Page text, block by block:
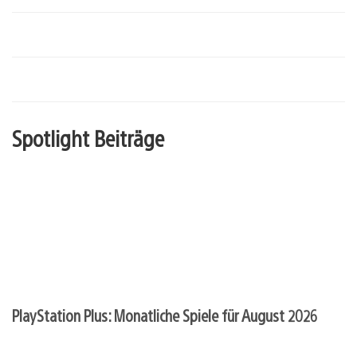
Spotlight Beiträge
PlayStation Plus: Monatliche Spiele für August 2026